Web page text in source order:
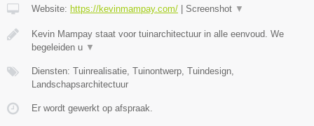
Website: https://kevinmampay.com/ | Screenshot ▼
Kevin Mampay staat voor tuinarchitectuur in alle eenvoud. We
begeleiden u ▼
Diensten: Tuinrealisatie, Tuinontwerp, Tuindesign,
Landschapsarchitectuur
Er wordt gewerkt op afspraak.